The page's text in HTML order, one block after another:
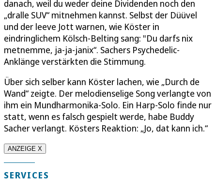
danach, weil du weder deine Dividenden noch den
„dralle SUV“ mitnehmen kannst. Selbst der Düüvel
und der leeve Jott warnen, wie Köster in
eindringlichem Kölsch-Belting sang: "Du darfs nix
metnemme, ja-ja-janix“. Sachers Psychedelic-
Anklänge verstärkten die Stimmung.
Über sich selber kann Köster lachen, wie „Durch de
Wand“ zeigte. Der melodienselige Song verlangte von
ihm ein Mundharmonika-Solo. Ein Harp-Solo finde nur
statt, wenn es falsch gespielt werde, habe Buddy
Sacher verlangt. Kösters Reaktion: „Jo, dat kann ich.“
ANZEIGE X
SERVICES